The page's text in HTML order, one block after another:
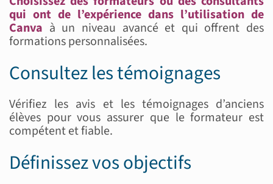
qui ont de l’expérience dans l’utilisation de
Canva à un niveau avancé et qui offrent des
formations personnalisées.
Consultez les témoignages
Vérifiez les avis et les témoignages d’anciens
élèves pour vous assurer que le formateur est
compétent et fiable.
Définissez vos objectifs